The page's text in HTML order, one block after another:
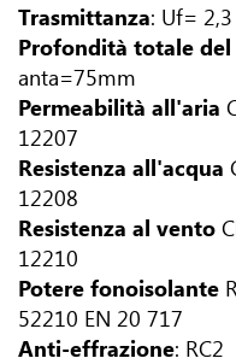
Trasmittanza: Uf=
Profondità totale del
anta=75mm
Permeabilità all'aria
12207
Resistenza all'acqua
12208
Resistenza al vento
12210
Potere fonoisolante
52210 EN 20 717
Anti-effrazione: RC2